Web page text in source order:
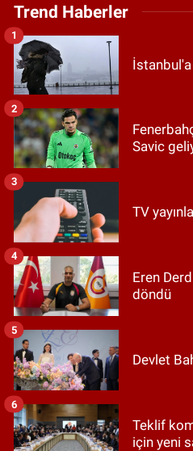
Trend Haberler
1
Savic
2
TV
3
Eren
döndü
4
Devlet
5
Teklif
için yeni
6